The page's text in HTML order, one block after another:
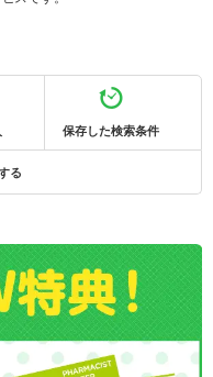
保存した検索条件
る